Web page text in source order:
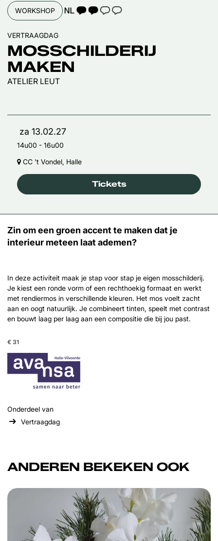
WORKSHOP TAALICOON 2
MOSSCHILDERIJ
MAKEN
ATELIER LEUT
VERTRAAGDAG
za 13.02.27
14u00 - 16u00
CC 't Vondel, Halle
Tickets
Zin om een groen accent te maken dat je
interieur meteen laat ademen?
In deze activiteit maak je stap voor stap je eigen mosschilderij.
Je kiest een ronde vorm of een rechthoekig formaat en werkt
met rendiermos in verschillende kleuren. Het mos voelt zacht
aan en oogt natuurlijk. Je combineert tinten, speelt met contrast
en bouwt laag per laag aan een compositie die bij jou past.
€ 31
Onderdeel van
Vertraagdag
ANDEREN BEKEKEN OOK
Overslaan